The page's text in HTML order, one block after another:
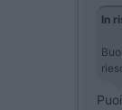
In